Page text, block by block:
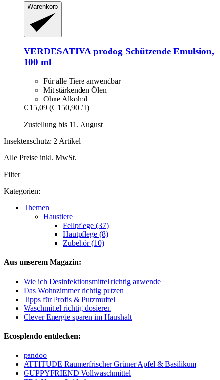
Warenkorb
VERDESATIVAprodog Schützende Emulsion,
100 ml
Für alle Tiere anwendbar
Mit stärkenden Ölen
Ohne Alkohol
€ 15,09 (€ 150,90 / l)
Zustellung bis 11. August
Insektenschutz: 2 Artikel
Alle Preise inkl. MwSt.
Filter
Kategorien:
Themen
Haustiere
Fellpflege (37)
Hautpflege (8)
Zubehör (10)
Aus unserem Magazin:
Wie ich Desinfektionsmittel richtig anwende
Das Wohnzimmer richtig putzen
Tipps für Profis & Putzmuffel
Waschmittel richtig dosieren
Clever Energie sparen im Haushalt
Ecosplendo entdecken:
pandoo
ATTITUDE Raumerfrischer Grüner Apfel & Basilikum
GUPPYFRIEND Vollwaschmittel